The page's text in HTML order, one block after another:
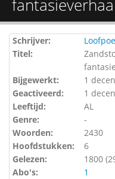
Schrijver:
Titel:
Bijgewerkt:
1
Geactiveerd:
1
Leeftijd:
AL
Genre:
-
Woorden:
2430
Hoofdstukken:
6
Gelezen:
1800 (
Abo's:
1